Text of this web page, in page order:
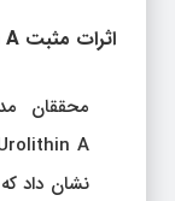
اثرات مثبت Urolithin A در مدل‌های حیوانی آلزایمر
محققان
نشان داد